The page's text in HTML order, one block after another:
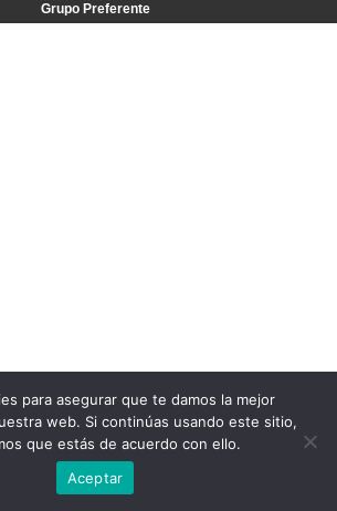
para asegurar que te damos la mejor
web. Si continúas usando este sitio,
que estás de acuerdo con ello.
Aceptar
Grupo Preferente